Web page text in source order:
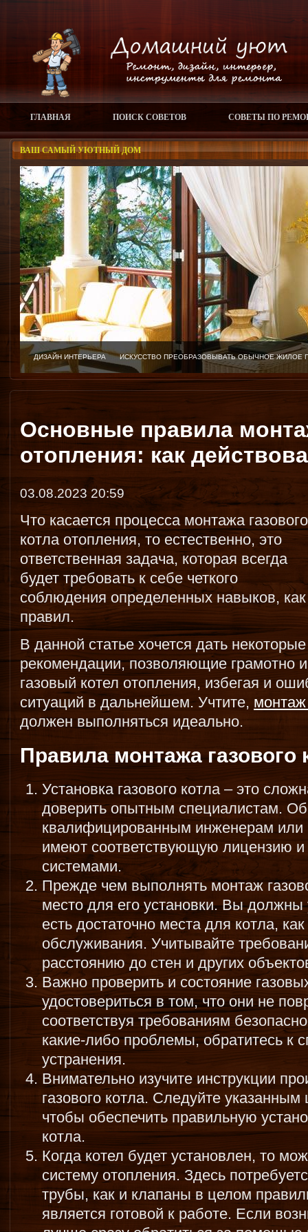
ГЛАВНАЯ ПОИСК СОВЕТОВ СОВЕТЫ ПО
ВАШ САМЫЙ УЮТНЫЙ ДОМ
ДИЗАЙН ИНТЕРЬЕРА ИСКУССТВО ПРЕОБРАЗОВЫВАТЬ ОБЫЧНОЕ
Основные правила
отопления: как
03.08.2023 20:59
Что касается процесса монтажа газового
котла отопления, то естественно, это
ответственная задача, которая всегда
будет требовать к себе четкого
соблюдения определенных навыков,
правил.
В данной статье хочется дать некоторые
рекомендации, позволяющие грамотно
газовый котел отопления, избегая и
ситуаций в дальнейшем. Учтите, монтаж
должен выполняться идеально.
Правила монтажа газового
Установка газового котла – это
доверить опытным специалистам.
квалифицированным инженерам или
имеют соответствующую лицензию
системами.
Прежде чем выполнять монтаж
место для его установки. Вы должны
есть достаточно места для котла,
обслуживания. Учитывайте
расстоянию до стен и других
Важно проверить и состояние
удостовериться в том, что они не
соответствуя требованиям
какие-либо проблемы, обратитесь к
устранения.
Внимательно изучите инструкции
газового котла. Следуйте
чтобы обеспечить правильную
котла.
Когда котел будет установлен, то
систему отопления. Здесь
трубы, как и клапаны в целом
является готовой к работе. Если